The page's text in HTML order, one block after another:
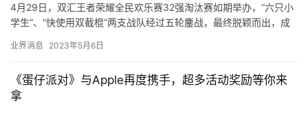
4月29日，双汇王者荣耀全民欢乐赛32强淘汰赛如期举办，“六只小
学生”、“快使用双截棍”两支战队经过五轮鏖战，最终脱颖而出，成
业界消息 2023年5月6日
《蛋仔派对》与Apple再度携手，超多活动奖励等你来
拿